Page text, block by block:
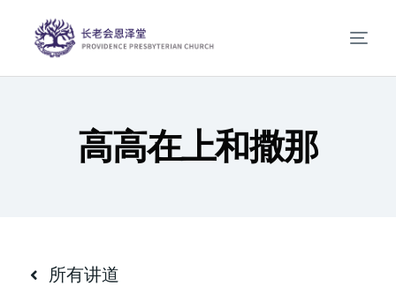
高高在上和撒那
所有讲道